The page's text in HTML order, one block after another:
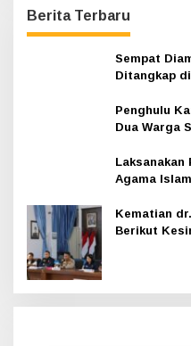
Berita Terbaru
Sempat
Ditangkap
Penghulu
Dua Warga
Laksanakan
Agama
Kematian
Berikut